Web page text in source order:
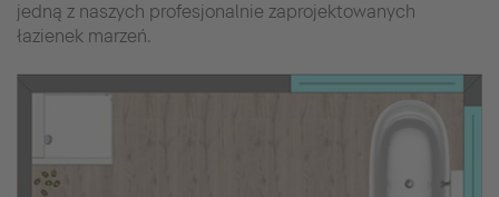
jedną z naszych profesjonalnie zaprojektowanych
łazienek marzeń.